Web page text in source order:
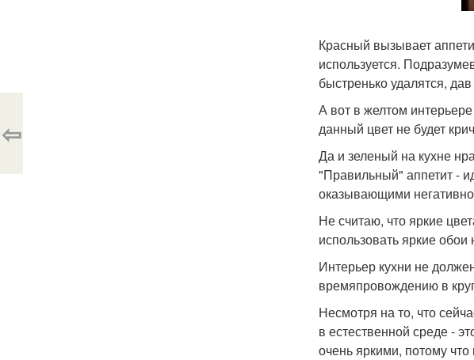
Красный вызывает
используется.
быстренько удалятся,
А вот в желтом
данный цвет не будет
Да и зеленый на кухне
"Правильный" аппетит -
оказывающими
Не считаю, что яркие
использовать яркие обои
Интерьер кухни не
времяпровождению в
Несмотря на то, что
в естественной среде -
очень яркими, потому
⇦